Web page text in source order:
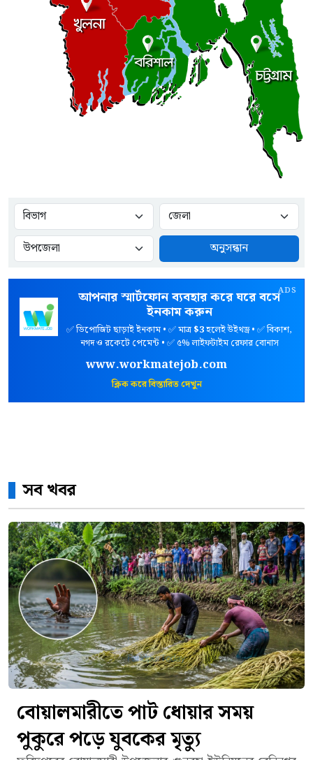
অনুসন্ধান
ADS
আপনার স্মার্টফোন ব্যবহার করে ঘরে বসে
ইনকাম করুন
✅ ডিপোজিট ছাড়াই ইনকাম • ✅ মাত্র$3হলেই উইথড্র • ✅ বিকাশ,
নগদ ও রকেটে পেমেন্ট • ✅ ৫% লাইফটাইম রেফার বোনাস
www.workmatejob.com
ক্লিক করে বিস্তারিত দেখুন
সব খবর
বোয়ালমারীতে পাট ধোয়ার সময়
পুকুরে পড়ে যুবকের মৃত্যু